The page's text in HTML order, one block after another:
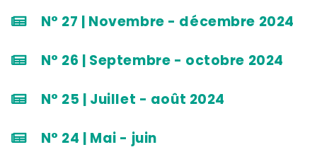
N° 27 | Novembre - décembre 2024
N° 26 | Septembre - octobre 2024
N° 25 | Juillet - août 2024
N° 24 | Mai - juin